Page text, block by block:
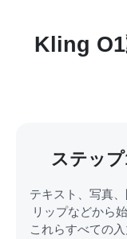
Kling
ステッ
テキスト、写真
リップなどから
これらすべての